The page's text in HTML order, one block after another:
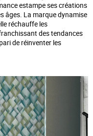
estampe ses créations
âges. La marque dynamise
réchauffe les
des tendances
de réinventer les